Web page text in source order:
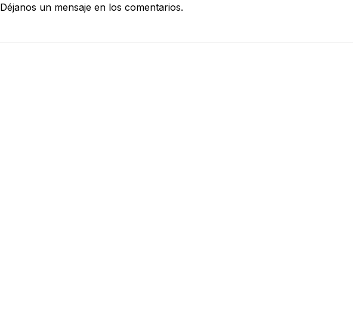
Déjanos un mensaje en los comentarios.